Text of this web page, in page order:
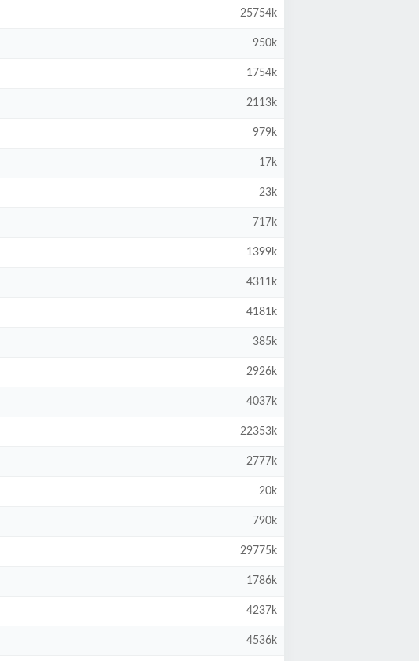
25754k
950k
1754k
2113k
979k
17k
23k
717k
1399k
4311k
4181k
385k
2926k
4037k
22353k
2777k
20k
790k
29775k
1786k
4237k
4536k